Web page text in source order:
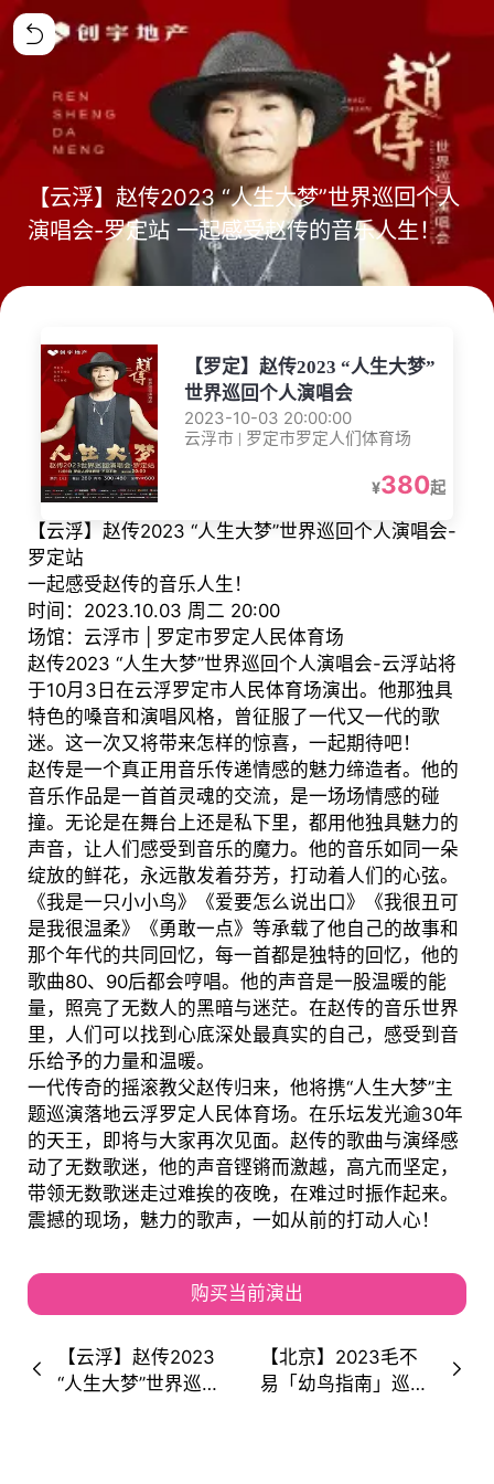
【云浮】赵传2023 “人生大梦”世界巡回个人
演唱会-罗定站 一起感受赵传的音乐人生！
【罗定】赵传2023 “人生大梦”
世界巡回个人演唱会
2023-10-03 20:00:00
云浮市 | 罗定市罗定人们体育场
¥380起
【云浮】赵传2023 “人生大梦”世界巡回个人演唱会-
罗定站
一起感受赵传的音乐人生！
时间：2023.10.03 周二 20:00
场馆：云浮市 | 罗定市罗定人民体育场
赵传2023 “人生大梦”世界巡回个人演唱会-云浮站将
于10月3日在云浮罗定市人民体育场演出。他那独具
特色的嗓音和演唱风格，曾征服了一代又一代的歌
迷。这一次又将带来怎样的惊喜，一起期待吧！
赵传是一个真正用音乐传递情感的魅力缔造者。他的
音乐作品是一首首灵魂的交流，是一场场情感的碰
撞。无论是在舞台上还是私下里，都用他独具魅力的
声音，让人们感受到音乐的魔力。他的音乐如同一朵
绽放的鲜花，永远散发着芬芳，打动着人们的心弦。
《我是一只小小鸟》《爱要怎么说出口》《我很丑可
是我很温柔》《勇敢一点》等承载了他自己的故事和
那个年代的共同回忆，每一首都是独特的回忆，他的
歌曲80、90后都会哼唱。他的声音是一股温暖的能
量，照亮了无数人的黑暗与迷茫。在赵传的音乐世界
里，人们可以找到心底深处最真实的自己，感受到音
乐给予的力量和温暖。
一代传奇的摇滚教父赵传归来，他将携“人生大梦”主
题巡演落地云浮罗定人民体育场。在乐坛发光逾30年
的天王，即将与大家再次见面。赵传的歌曲与演绎感
动了无数歌迷，他的声音铿锵而激越，高亢而坚定，
带领无数歌迷走过难挨的夜晚，在难过时振作起来。
震撼的现场，魅力的歌声，一如从前的打动人心！
购买当前演出
【云浮】赵传2023
“人生大梦”世界巡回
【北京】2023毛不
易「幼鸟指南」巡